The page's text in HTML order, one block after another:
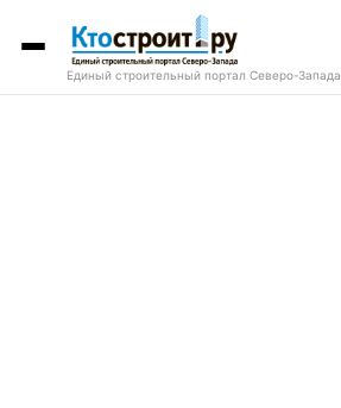
Единый строительный портал Северо-Запада